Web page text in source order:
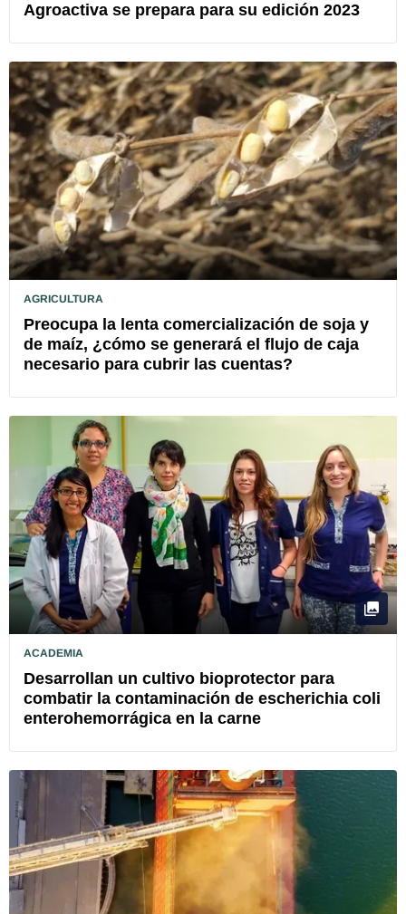
Agroactiva se prepara para su edición 2023
AGRICULTURA
Preocupa la lenta comercialización de soja y
de maíz, ¿cómo se generará el flujo de caja
necesario para cubrir las cuentas?
ACADEMIA
Desarrollan un cultivo bioprotector para
combatir la contaminación de escherichia coli
enterohemorrágica en la carne